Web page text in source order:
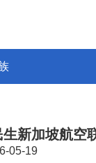
生新加坡航
05-19